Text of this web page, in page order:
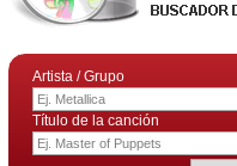
Artista / Grupo
Título de la canción